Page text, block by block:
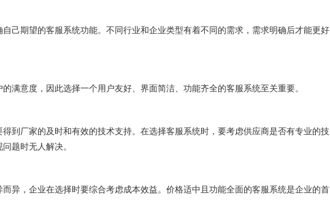
期望的客服系统功能。不同行业和企业类型有着不同的需求，需求明确后才能更好
意度，因此选择一个用户友好、界面简洁、功能齐全的客服系统至关重要。
厂家的及时和有效的技术支持。在选择客服系统时，要考虑供应商是否有专业的技
题时无人解决。
，企业在选择时要综合考虑成本效益。价格适中且功能全面的客服系统是企业的首